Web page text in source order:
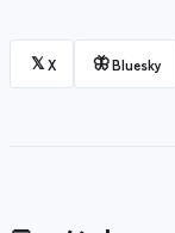
𝕏X 🦋Bluesky